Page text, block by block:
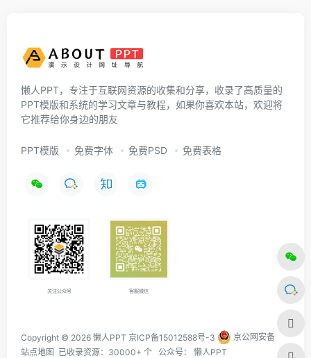
懒人PPT，专注于互联网资源的收集和分享，收录了高质量的
PPT模版和系统的学习文章与教程，如果你喜欢本站，欢迎将
它推荐给你身边的朋友
PPT模版 免费字体 免费PSD 免费表格
关注公众号 客服微信
Copyright © 2026 懒人PPT 京ICP备15012588号-3
京公网安备
站点地图 已收录资源：30000+ 个 公众号： 懒人PPT